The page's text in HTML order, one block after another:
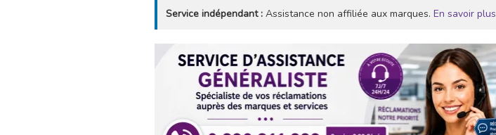
Service indépendant : Assistance non affiliée aux marques. En savoir plus